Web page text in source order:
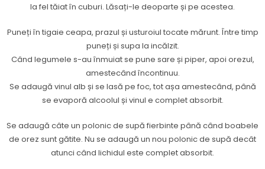
la fel tăiat în cuburi. Lăsați-le deoparte și pe acestea.
Puneți în tigaie ceapa, prazul și usturoiul tocate mărunt. Între timp
puneți și supa la incălzit.
Când legumele s-au înmuiat se pune sare și piper, apoi orezul,
amestecând încontinuu.
Se adaugă vinul alb și se lasă pe foc, tot așa amestecând, până
se evaporă alcoolul și vinul e complet absorbit.
Se adaugă câte un polonic de supă fierbinte până când boabele
de orez sunt gătite. Nu se adaugă un nou polonic de supă decât
atunci când lichidul este complet absorbit.